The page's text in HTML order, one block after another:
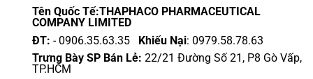
Tên Quốc Tế:THAPHACO PHARMACEUTICAL
COMPANY LIMITED
ĐT: - 0906.35.63.35 Khiếu Nại: 0979.58.78.63
Trưng Bày SP Bán Lẻ: 22/21 Đường Số 21, P8 Gò Vấp,
TP.HCM